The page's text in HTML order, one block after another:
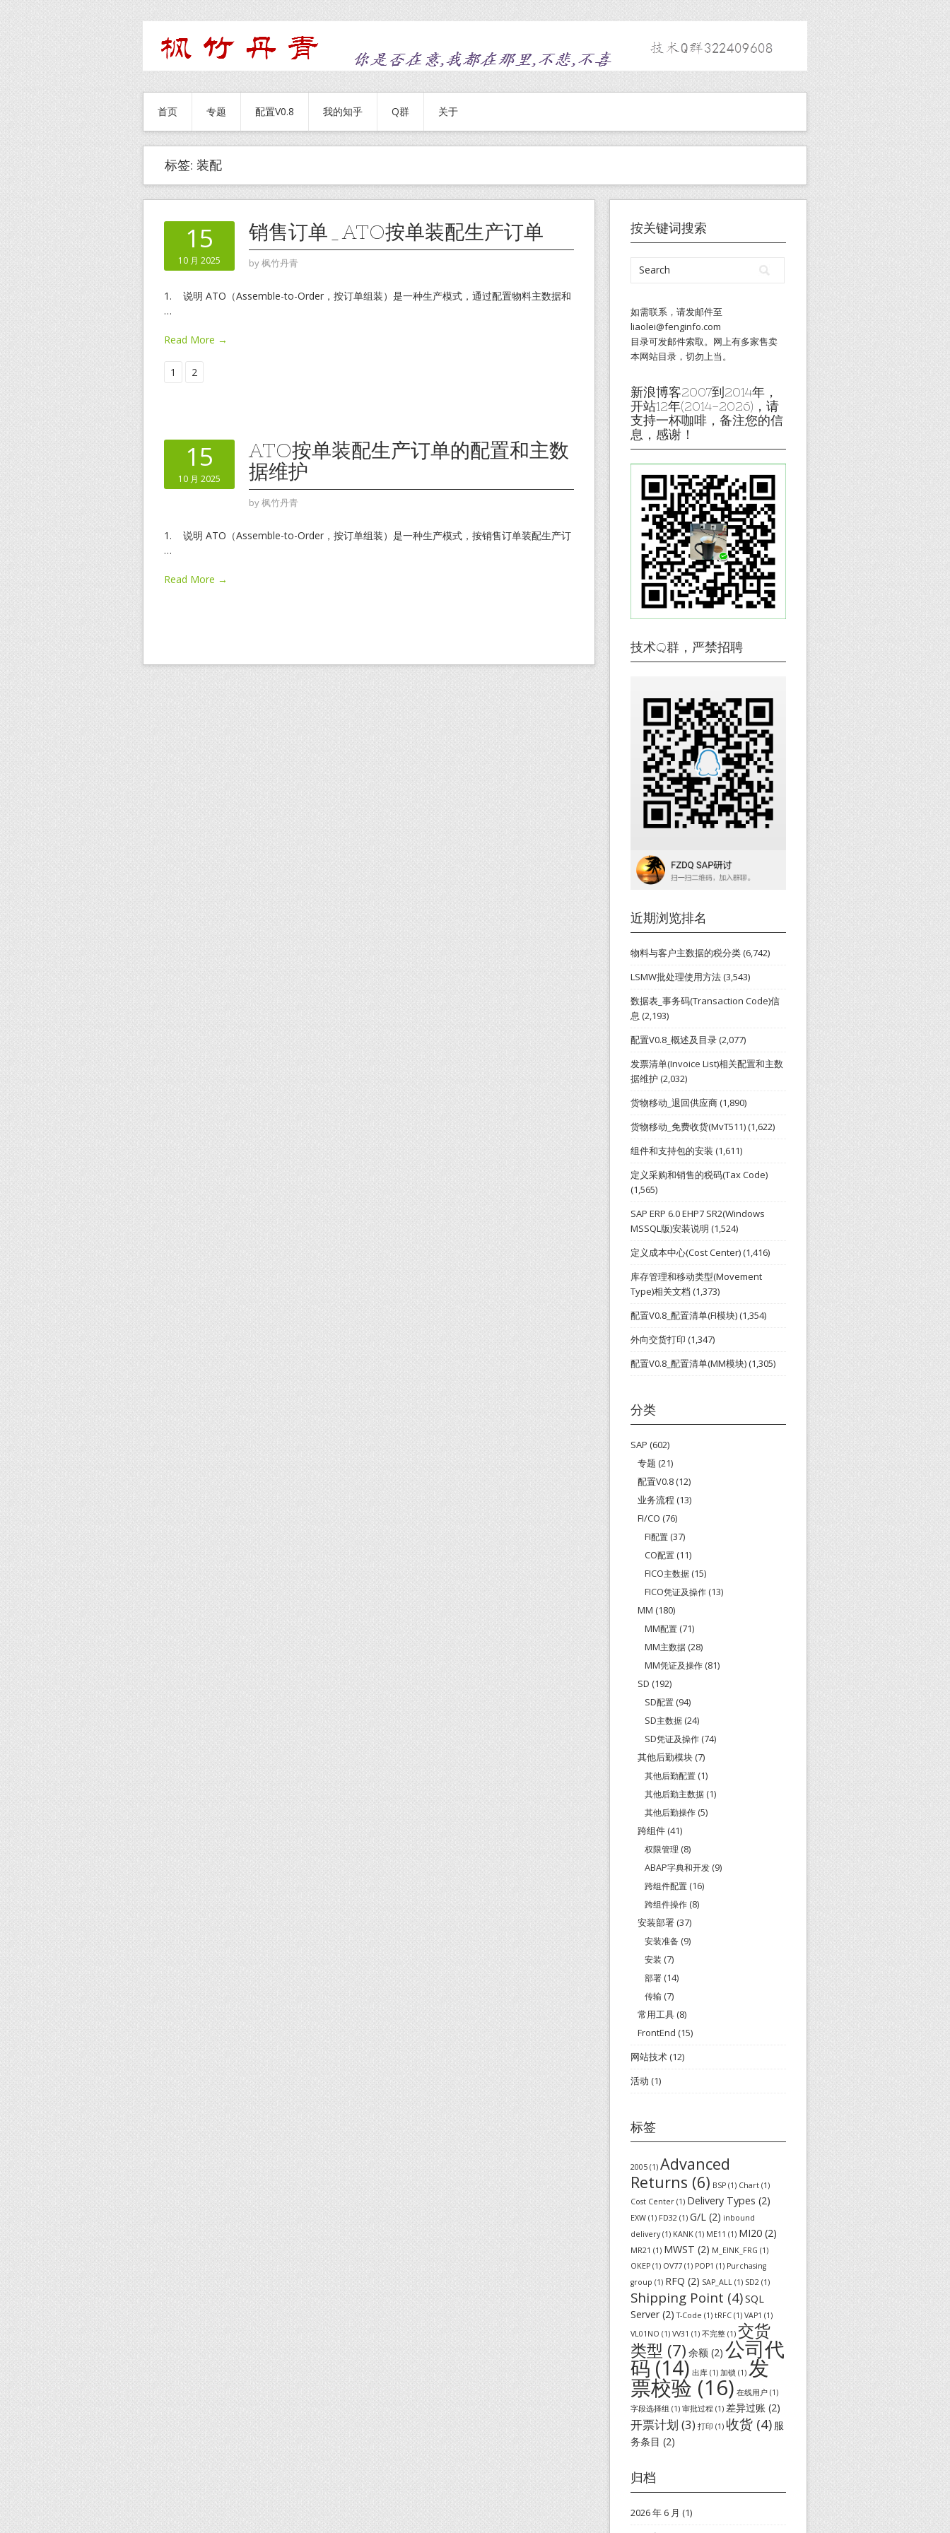
首页 专题 配置V0.8 我的知乎 Q群 关于
标签: 装配
15
10 月 2025
销售订单_ATO按单装配生产订单
by枫竹丹青
1. 说明 ATO（Assemble-to-Order，按订单组装）是一种生产模式，通过配置物料主数据和
…
Read More →
1 2
15
10 月 2025
ATO按单装配生产订单的配置和主数
据维护
by枫竹丹青
1. 说明 ATO（Assemble-to-Order，按订单组装）是一种生产模式，按销售订单装配生产订
…
Read More →
按关键词搜索
如需联系，请发邮件至
liaolei@fenginfo.com
目录可发邮件索取。网上有多家售卖
本网站目录，切勿上当。
新浪博客2007到2014年，
开站12年(2014-2026)，请
支持一杯咖啡，备注您的信
息，感谢！
技术Q群，严禁招聘
近期浏览排名
物料与客户主数据的税分类(6,742)
LSMW批处理使用方法(3,543)
数据表_事务码(Transaction Code)信
息 (2,193)
配置V0.8_概述及目录(2,077)
发票清单(Invoice List)相关配置和主数
据维护 (2,032)
货物移动_退回供应商(1,890)
货物移动_免费收货(MvT511)(1,622)
组件和支持包的安装 (1,611)
定义采购和销售的税码(Tax Code)
(1,565)
SAP ERP 6.0 EHP7 SR2(Windows
MSSQL版)安装说明 (1,524)
定义成本中心(Cost Center)(1,416)
库存管理和移动类型(Movement
Type)相关文档 (1,373)
配置V0.8_配置清单(FI模块)(1,354)
外向交货打印 (1,347)
配置V0.8_配置清单(MM模块)(1,305)
分类
SAP (602)
专题 (21)
配置V0.8 (12)
业务流程 (13)
FI/CO (76)
FI配置 (37)
CO配置 (11)
FICO主数据 (15)
FICO凭证及操作 (13)
MM (180)
MM配置 (71)
MM主数据 (28)
MM凭证及操作 (81)
SD (192)
SD配置 (94)
SD主数据 (24)
SD凭证及操作 (74)
其他后勤模块 (7)
其他后勤配置 (1)
其他后勤主数据 (1)
其他后勤操作 (5)
跨组件 (41)
权限管理 (8)
ABAP字典和开发 (9)
跨组件配置 (16)
跨组件操作 (8)
安装部署 (37)
安装准备 (9)
安装 (7)
部署 (14)
传输 (7)
常用工具 (8)
FrontEnd (15)
网站技术(12)
活动 (1)
标签
2005 (1) Advanced
Returns (6) BSP (1) Chart (1)
Cost Center (1) Delivery Types (2)
EXW (1) FD32 (1) G/L (2) inbound
delivery(1) KANK (1) ME11 (1) MI20 (2)
MR21 (1) MWST (2) M_EINK_FRG (1)
OKEP (1) OV77 (1) POP1 (1) Purchasing
group (1) RFQ (2) SAP_ALL (1) SD2 (1)
Shipping Point (4)SQL
Server(2) T-Code (1) tRFC (1) VAP1 (1)
VL01NO (1) VV31 (1) 不完整 (1) 交货
类型 (7) 余额 (2) 公司代
码(14) 出库 (1) 加锁 (1) 发
票校验 (16) 在线用户 (1)
字段选择组 (1) 审批过程 (1) 差异过账 (2)
开票计划 (3) 打印 (1) 收货 (4) 服
务条目 (2)
归档
2026 年 6 月 (1)